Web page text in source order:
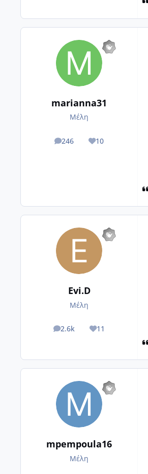
marianna31
Μέλη
246
posts 10
Reputation
Evi.D
Μέλη
2.6k
posts 11
Reputation
mpempoula16
Μέλη